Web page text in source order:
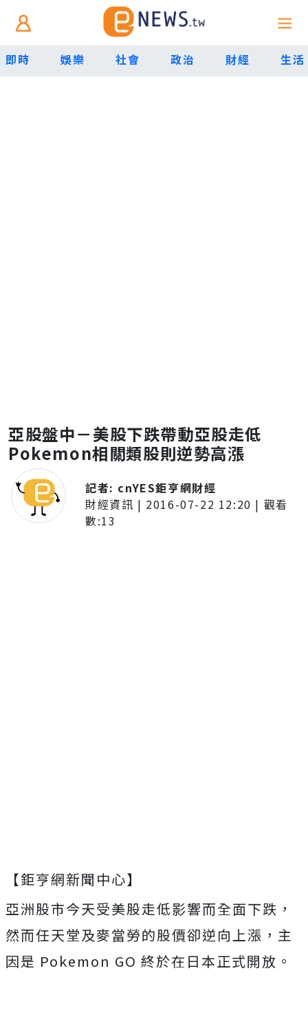
即時 娛樂 社會 政治 財經 生活
亞股盤中－美股下跌帶動亞股走低
Pokemon相關類股則逆勢高漲
記者: cnYES鉅亨網財經
財經資訊 | 2016-07-22 12:20 | 觀看
數:13
【鉅亨網新聞中心】
亞洲股市今天受美股走低影響而全面下跌，
然而任天堂及麥當勞的股價卻逆向上漲，主
因是 Pokemon GO 終於在日本正式開放。